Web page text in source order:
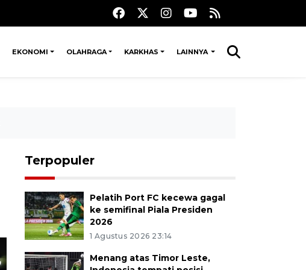
EKONOMI OLAHRAGA KARKHAS LAINNYA
Terpopuler
Pelatih Port FC kecewa gagal
ke semifinal Piala Presiden
2026
1 Agustus 2026 23:14
Menang atas Timor Leste,